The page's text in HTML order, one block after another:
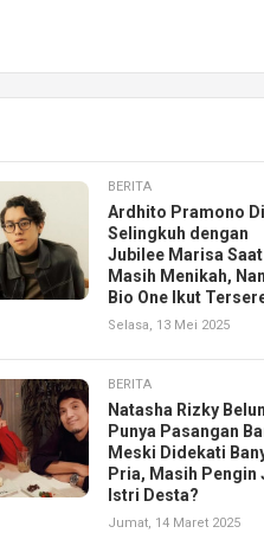
BERITA
Ardhito Pramono
Selingkuh dengan
Jubilee Marisa Saat
Masih Menikah,
Bio One Ikut
Selasa, 13 Mei 2025
BERITA
Natasha Rizky
Punya Pasangan
Meski Didekati
Pria, Masih Pengin
Istri Desta?
Jumat, 14 Maret 2025